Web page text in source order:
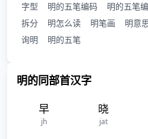
字型
明的五笔编码 明的五笔
拆分
明怎么读 明笔画 明意
询明
明的五笔
明的同部首汉字
早
jh
晓
jat